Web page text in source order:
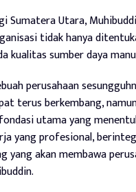
Sumatera Utara,
tidak hanya
kualitas sumber daya
perusahaan
terus berkembang,
utama yang
yang profesional,
yang akan membawa